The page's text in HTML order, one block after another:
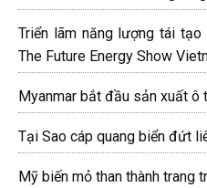
Triển lãm năng lượng tái
The Future Energy Show
Myanmar bắt đầu sản xuất ô
Tại Sao cáp quang biển đứt
Mỹ biến mỏ than thành trang